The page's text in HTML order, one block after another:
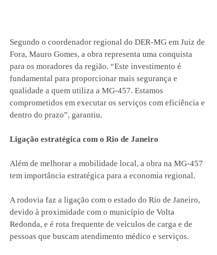
Segundo o coordenador regional do DER-MG em Juiz de
Fora, Mauro Gomes, a obra representa uma conquista
para os moradores da região. “Este investimento é
fundamental para proporcionar mais segurança e
qualidade a quem utiliza a MG-457. Estamos
comprometidos em executar os serviços com eficiência e
dentro do prazo”, garantiu.
Ligação estratégica com o Rio de Janeiro
Além de melhorar a mobilidade local, a obra na MG-457
tem importância estratégica para a economia regional.
A rodovia faz a ligação com o estado do Rio de Janeiro,
devido à proximidade com o município de Volta
Redonda, e é rota frequente de veículos de carga e de
pessoas que buscam atendimento médico e serviços.